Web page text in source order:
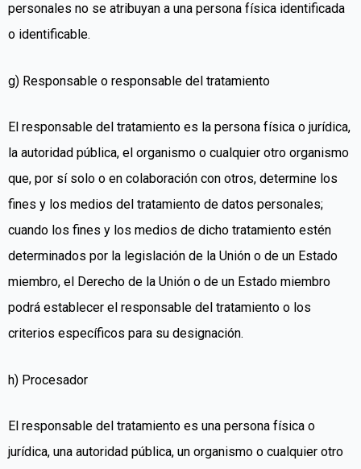
personales no se atribuyan a una persona física identificada
o identificable.
g) Responsable o responsable del tratamiento
El responsable del tratamiento es la persona física o jurídica,
la autoridad pública, el organismo o cualquier otro organismo
que, por sí solo o en colaboración con otros, determine los
fines y los medios del tratamiento de datos personales;
cuando los fines y los medios de dicho tratamiento estén
determinados por la legislación de la Unión o de un Estado
miembro, el Derecho de la Unión o de un Estado miembro
podrá establecer el responsable del tratamiento o los
criterios específicos para su designación.
h) Procesador
El responsable del tratamiento es una persona física o
jurídica, una autoridad pública, un organismo o cualquier otro